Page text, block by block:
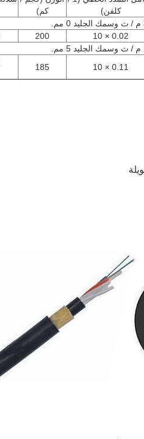
كلفن)
كم)
0.02 × 10
200
0.11 × 10
185